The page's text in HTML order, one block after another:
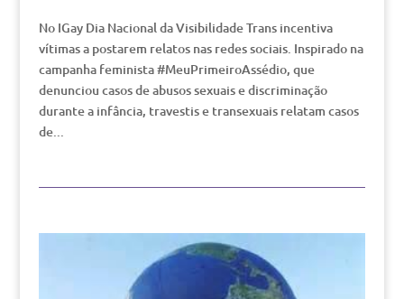
No IGay Dia Nacional da Visibilidade Trans incentiva
vítimas a postarem relatos nas redes sociais. Inspirado na
campanha feminista #MeuPrimeiroAssédio, que
denunciou casos de abusos sexuais e discriminação
durante a infância, travestis e transexuais relatam casos
de...